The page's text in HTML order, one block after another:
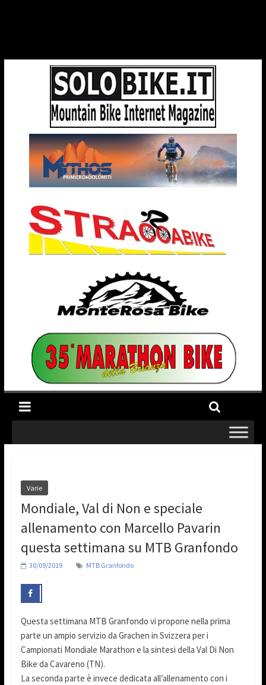
Varie
Mondiale, Val di Non e speciale
allenamento con Marcello Pavarin
questa settimana su MTB Granfondo
30/09/2019 MTB Granfondo
Questa settimana MTB Granfondo vi propone nella prima
parte un ampio servizio da Grachen in Svizzera per i
Campionati Mondiale Marathon e la sintesi della Val Di Non
Bike da Cavareno (TN).
La seconda parte è invece dedicata all’allenamento con i